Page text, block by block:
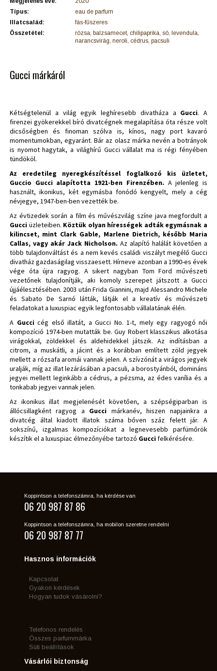
Típus:
eau de parfum
Illatcsalád:
fás-fűszeres
Összetétel:
rózsa, balzsamecet, chilipaprika, só, levendula,
narancsvirág, neroli, cédrus, pacsuli
Gucci márkáról
Kétségtelenül a világ egyik leghíresebb divatháza a Gucci. A
firenzei gyökerekkel bíró divatcégnek megalapítása óta része volt
dicsőségben és finoman szólva is, kínos, nagy port kavaró
momentumokban, egyaránt. Bár az olasz márka nevén a botrányok
is nyomot hagytak, a világhírű Gucci vállalat ma is régi fényében
tündököl.
Az eredetileg nyeregkészítéssel foglalkozó kis üzletet,
Guccio Gucci alapította 1921-ben Firenzében. A jelenleg is
használt, ikonikus, két egymásba fonódó kengyelt, mely a cég
névjegye, 1947-ben-ben vezették be.
Az évtizedek során a film és művészvilág színe java megfordult a
Gucci üzleteiben. Köztük olyan hírességek adták egymásnak a
kilincset, mint Clark Gable, Marlene Dietrich, később Maria
Callas, vagy akár Jack Nicholson. Az alapító halálát követően a
több tulajdonváltást és a nem kevés családi viszályt megélő Gucci
divatház gazdaságilag visszaesett. Hírneve azonban a 1990-es évek
vége óta újra ragyog. A sikert nagyban Tom Ford művészeti
vezetőnek tulajdonítják, aki komoly szerepet játszott a Gucci
újjáélesztésében. 2003 után Frida Giannini, majd Alessandro Michele
és Sabato De Sarnó látták, látják el a kreatív és művészeti
feladatokat a luxuspiac egyik legfontosabb vállalatának élén.
A Guccicég első illatát, a Gucci No. 1-t, mely egy ragyogó női
kompozíció 1974-ben mutatták be. Guy Robert klasszikus alkotása
virágokkal, zöldekkel és aldehidekkel játszik. Az indításban a
citrom, a muskátli, a jácint és a korábban említett zöld jegyek
mellett a rózsafa aromái vannak jelen. A szívzónát a virágos jegyek
uralják, míg az illat lezárásában a pacsuli, a borostyánból, domináns
jegyei mellett leginkább a cédrus, a pézsma, az édes vanília és a
tonkabab jegyei vannak jelen.
Az ikonikus illat megjelenését követően, a szépségiparban is
állócsillagként ragyog a Gucci márkanév, hiszen napjainkra a
divatcég által kiadott illatok száma bőven száz felett jár. A
sokszínű, izgalmas kompozíciókat a legnevesebb parfümőrök
készítik el a luxuspiac élmezőnyébe tartozó Guccifelkérésére.
Koppintson a telefonszámra, ha kérdése van
06 20 987 87 86
Koppintson a telefonszámra, ha mobilon szeretne rendelni
06 20 987 87 77
Hasznos információk
Kapcsolat
Gyakori kérdések
Hogyan tudok vásárolni?
Telefonos rendelés
Összes parfummárka
Süti beállítások
Vásárlói biztonság